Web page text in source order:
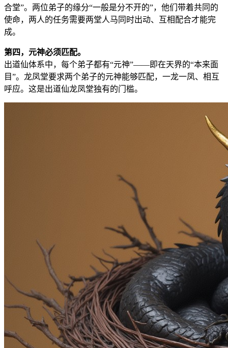
合堂”。两位弟子的缘分“一般是分不开的”，他们带着共同的
使命，两人的任务需要两堂人马同时出动、互相配合才能完
成。
第四，元神必须匹配。
出道仙体系中，每个弟子都有“元神”——即在天界的“本来面
目”。龙凤堂要求两个弟子的元神能够匹配，一龙一凤、相互
呼应。这是出道仙龙凤堂独有的门槛。